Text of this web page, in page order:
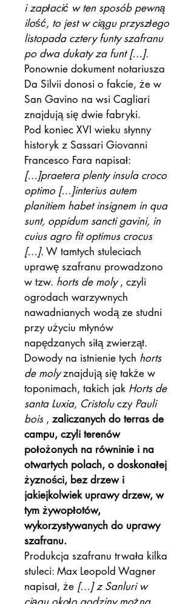
i zapłacić w ten sposób pewną
ilość, to jest w ciągu przyszłego
listopada cztery funty szafranu
po dwa dukaty za funt […].
Ponownie dokument notariusza
Da Silvii donosi o fakcie, że w
San Gavino na wsi Cagliari
znajdują się dwie fabryki.
Pod koniec XVI wieku słynny
historyk z Sassari Giovanni
Francesco Fara napisał:
[…]praetera plenty insula croco
optimo […]interius autem
planitiem habet insignem in qua
sunt, oppidum sancti gavini, in
cuius agro fit optimus crocus
[…]. W tamtych stuleciach
uprawę szafranu prowadzono
w tzw. horts de moly, czyli
ogrodach warzywnych
nawadnianych wodą ze studni
przy użyciu młynów
napędzanych siłą zwierząt.
Dowody na istnienie tych horts
de molyznajdują się także w
toponimach, takich jak Horts de
santa Luxia, Cristoluczy Pauli
bois, zaliczanych do terras de
campu, czyli terenów
położonych na równinie i na
otwartych polach, o doskonałej
żyzności, bez drzew i
jakiejkolwiek uprawy drzew, w
tym żywopłotów,
wykorzystywanych do uprawy
szafranu.
Produkcja szafranu trwała kilka
stuleci: Max Leopold Wagner
napisał, że […] z Sanluri w